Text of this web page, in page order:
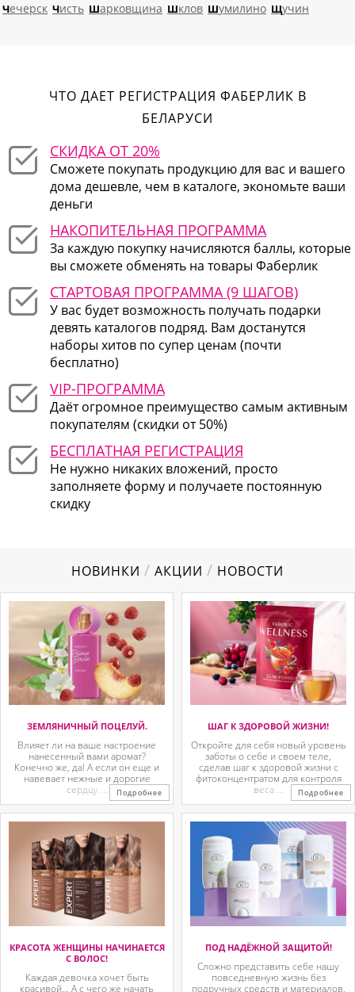
Чечерск
Чисть Шарковщина Шклов Шумилино Щучин
ЧТО ДАЕТ РЕГИСТРАЦИЯ ФАБЕРЛИК В
БЕЛАРУСИ
СКИДКА ОТ 20%
Сможете покупать продукцию для вас и вашего
дома дешевле, чем в каталоге, экономьте ваши
деньги
НАКОПИТЕЛЬНАЯ ПРОГРАММА
За каждую покупку начисляются баллы, которые
вы сможете обменять на товары Фаберлик
СТАРТОВАЯ ПРОГРАММА (9 ШАГОВ)
У вас будет возможность получать подарки
девять каталогов подряд. Вам достанутся
наборы хитов по супер ценам (почти
бесплатно)
VIP-ПРОГРАММА
Даёт огромное преимущество самым активным
покупателям (скидки от 50%)
БЕСПЛАТНАЯ РЕГИСТРАЦИЯ
Не нужно никаких вложений, просто
заполняете форму и получаете постоянную
скидку
НОВИНКИ / АКЦИИ / НОВОСТИ
ЗЕМЛЯНИЧНЫЙ ПОЦЕЛУЙ.
Влияет ли на ваше настроение
нанесенный вами аромат?
Конечно же, да! А если он еще и
навевает нежные и дорогие
сердцу ...
Подробнее
ШАГ К ЗДОРОВОЙ ЖИЗНИ!
Откройте для себя новый уровень
заботы о себе и своем теле,
сделав шаг к здоровой жизни с
фитоконцентратом для контроля
веса ...
Подробнее
КРАСОТА ЖЕНЩИНЫ НАЧИНАЕТСЯ
С ВОЛОС!
Каждая девочка хочет быть
красивой… А с чего же начать
ПОД НАДЁЖНОЙ ЗАЩИТОЙ!
Сложно представить себе нашу
повседневную жизнь без
подручных средств и материалов,